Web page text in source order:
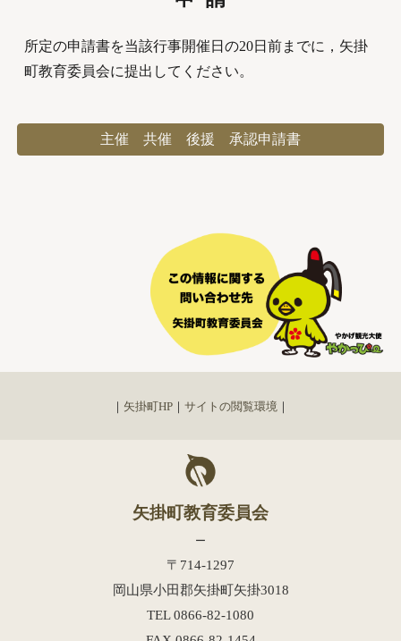
所定の申請書を当該行事開催日の20日前までに ， 矢掛
町教育委員会に提出してください。
主催 共催 後援 承認申請書
｜ 矢掛町HP ｜ サイトの閲覧環境 ｜
矢掛町教育委員会
ー
〒714-1297
岡山県小田郡矢掛町矢掛3018
TEL 0866-82-1080